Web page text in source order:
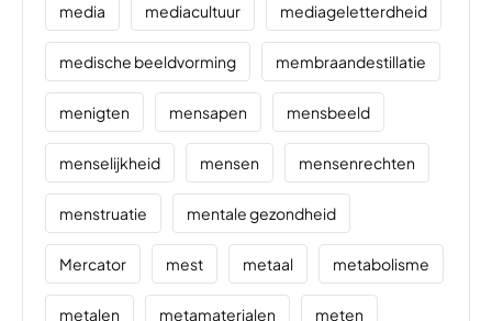
media mediacultuur mediageletterdheid
medische beeldvorming membraandestillatie
menigten mensapen mensbeeld
menselijkheid mensen mensenrechten
menstruatie mentale gezondheid
Mercator mest metaal metabolisme
metalen metamaterialen meten